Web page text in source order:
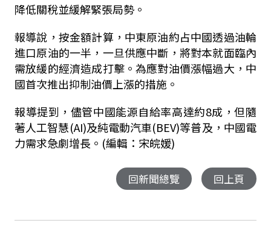
降低關稅並緩解緊張局勢。
報導說，按金額計算，中東原油約占中國透過油輪
進口原油的一半，一旦供應中斷，將對本就面臨內
需放緩的經濟造成打擊。為應對油價漲幅過大，中
國首次推出抑制油價上漲的措施。
報導提到，儘管中國能源自給率高達約8成，但隨
著人工智慧(AI)及純電動汽車(BEV)等普及，中國電
力需求急劇增長。(編輯：宋皖媛)
回新聞總覽 回上頁